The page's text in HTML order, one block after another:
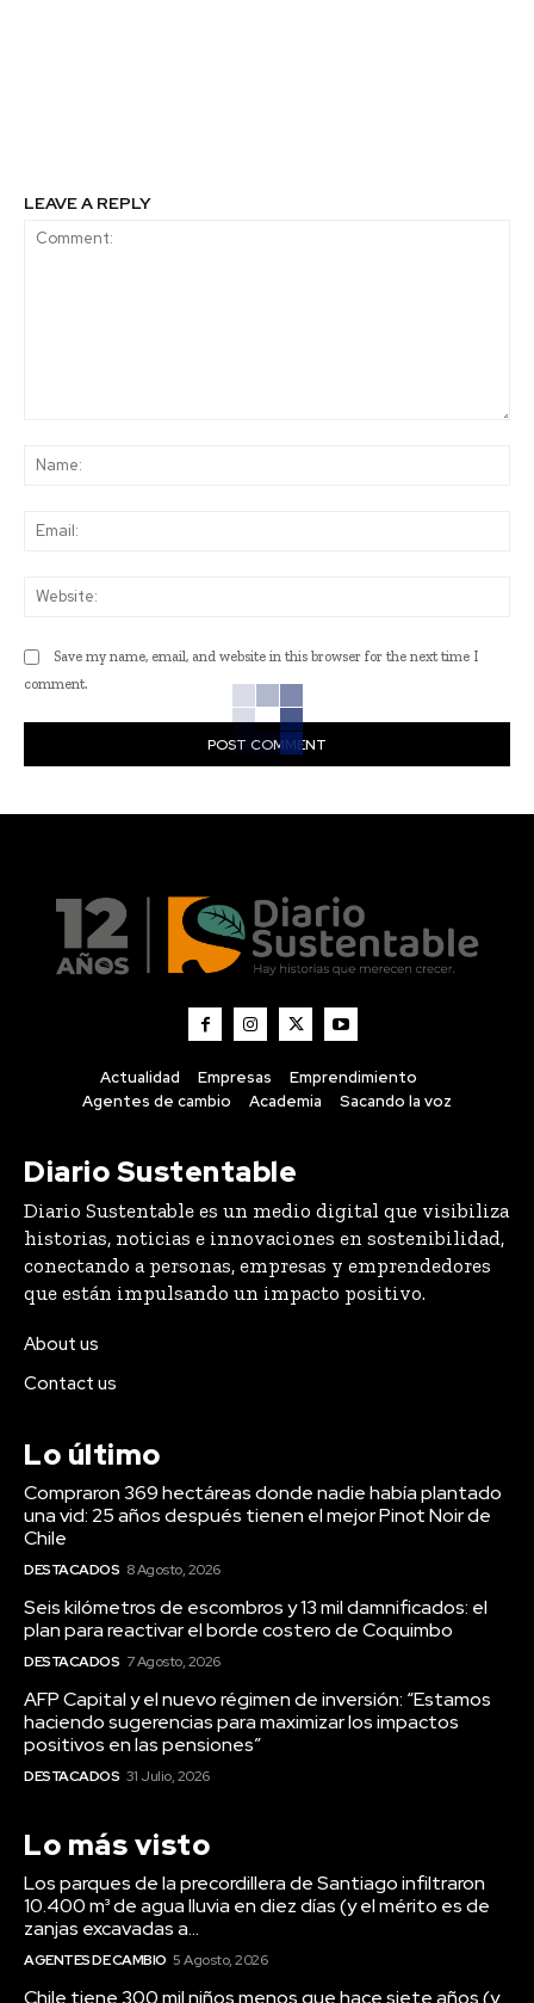
LEAVE A REPLY
Save my name, email, and website in this browser for the next time I
comment.
Actualidad Empresas
Emprendimiento
Agentes de cambio
Academia Sacando la voz
Diario Sustentable
Diario Sustentable es un medio digital que visibiliza
historias, noticias e innovaciones en sostenibilidad,
conectando a personas, empresas y emprendedores
que están impulsando un impacto positivo.
About us
Contact us
Lo último
Compraron 369 hectáreas donde nadie había plantado
una vid: 25 años después tienen el mejor Pinot Noir de
Chile
DESTACADOS 8 Agosto, 2026
Seis kilómetros de escombros y 13 mil damnificados: el
plan para reactivar el borde costero de Coquimbo
DESTACADOS 7 Agosto, 2026
AFP Capital y el nuevo régimen de inversión: “Estamos
haciendo sugerencias para maximizar los impactos
positivos en las pensiones”
DESTACADOS 31 Julio, 2026
Lo más visto
Los parques de la precordillera de Santiago infiltraron
10.400 m³ de agua lluvia en diez días (y el mérito es de
zanjas excavadas a...
AGENTES DE CAMBIO 5 Agosto, 2026